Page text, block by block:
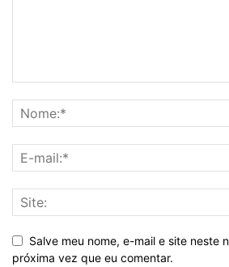
Salve meu nome, e-mail e site neste
próxima vez que eu comentar.